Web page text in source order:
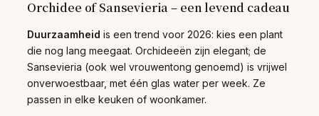
Orchidee of Sansevieria – een levend cadeau
Duurzaamheid is een trend voor 2026: kies een plant
die nog lang meegaat. Orchideeën zijn elegant; de
Sansevieria (ook wel vrouwentong genoemd) is vrijwel
onverwoestbaar, met één glas water per week. Ze
passen in elke keuken of woonkamer.